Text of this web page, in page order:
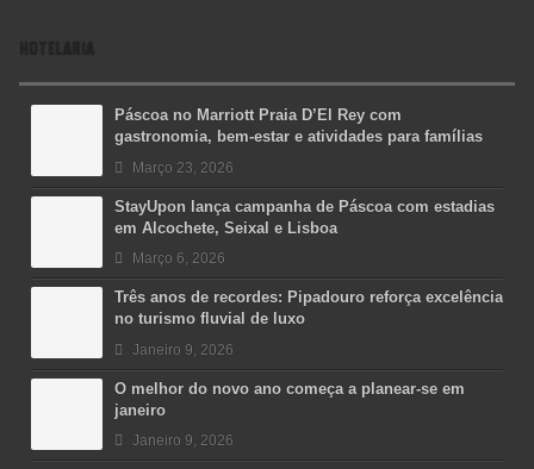
HOTELARIA
Páscoa no Marriott Praia D’El Rey com
gastronomia, bem-estar e atividades para famílias
Março 23, 2026
StayUpon lança campanha de Páscoa com estadias
em Alcochete, Seixal e Lisboa
Março 6, 2026
Três anos de recordes: Pipadouro reforça excelência
no turismo fluvial de luxo
Janeiro 9, 2026
O melhor do novo ano começa a planear-se em
janeiro
Janeiro 9, 2026